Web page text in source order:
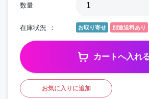
数量
在庫状況 お取り寄せ 別途送料あり
カートへ入れ
お気に入りに追加